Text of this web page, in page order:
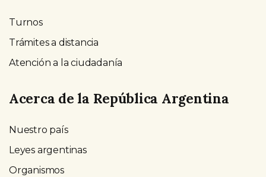
Turnos
Trámites a distancia
Atención a la ciudadanía
Acerca de la República Argentina
Nuestro país
Leyes argentinas
Organismos